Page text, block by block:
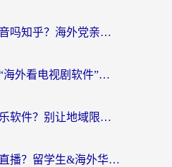
国外可以看央视影音吗知乎？海外党亲测有效的回国加速方案
海外党必看：选对“海外看电视剧软件”，再也不用愁国内剧刷不了
国外如何听国内音乐软件？别让地域限制，断了你的中文歌单
海外哪里能看奥运直播？留学生&海外华人必看的体育赛事观赛终极指南